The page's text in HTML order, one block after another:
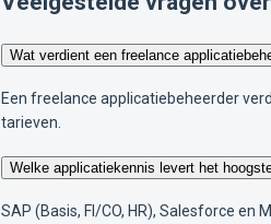
Wat verdient een freelance
Een freelance applicatiebeheerder
tarieven.
Welke applicatiekennis levert het
SAP (Basis, FI/CO, HR), Salesforce